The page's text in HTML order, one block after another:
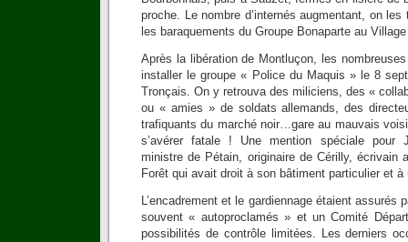
proche. Le nombre d’internés augmentant, on
les baraquements du Groupe Bonaparte au
Après la libération de Montluçon, les
installer le groupe « Police du Maquis » le 8
Tronçais. On y retrouva des miliciens, des «
ou « amies » de soldats allemands, des
trafiquants du marché noir…gare au mauvais
s’avérer fatale ! Une mention spéciale pour
ministre de Pétain, originaire de Cérilly, écrivain
Forêt qui avait droit à son bâtiment particulier et
L’encadrement et le gardiennage étaient assurés
souvent « autoproclamés » et un Comité
possibilités de contrôle limitées. Les derniers